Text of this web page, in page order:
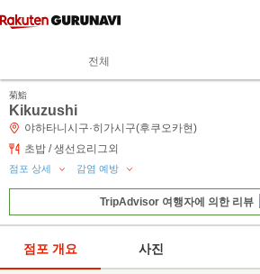
전체
菊鮨
Kikuzushi
야하타니시구·히가시구(후쿠오카현)
초밥 / 생선요리그외
점포 상세 감염 예방
TripAdvisor 여행자에 의한 리뷰
점포 개요 사진